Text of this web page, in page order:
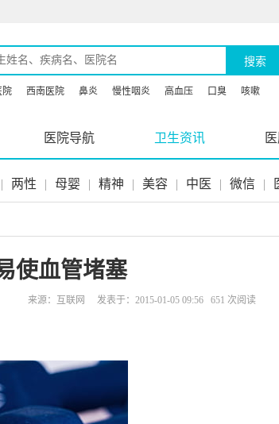
搜索
院 西南医院 鼻炎 慢性咽炎 高血压 口臭 咳嗽
医院导航 卫生资讯
| 两性 | 母婴 | 精神 | 美容 | 中医 | 微信 |
使血管堵塞
来源：互联网 发表于：2015-01-05 09:56 651 次阅读